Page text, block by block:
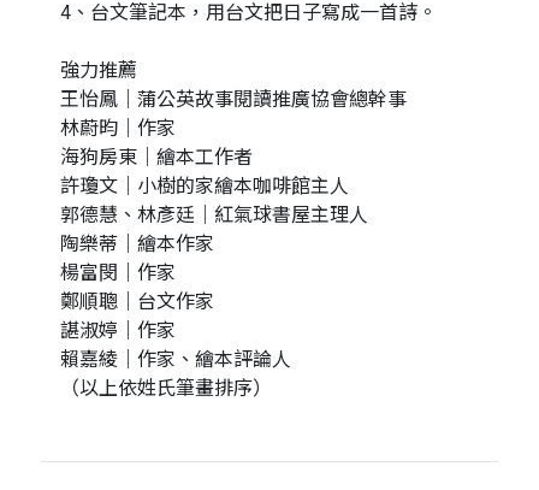
4、台文筆記本，用台文把日子寫成一首詩。
強力推薦
王怡鳳｜蒲公英故事閱讀推廣協會總幹事
林蔚昀｜作家
海狗房東｜繪本工作者
許瓊文｜小樹的家繪本咖啡館主人
郭德慧、林彥廷｜紅氣球書屋主理人
陶樂蒂｜繪本作家
楊富閔｜作家
鄭順聰｜台文作家
諶淑婷｜作家
賴嘉綾｜作家、繪本評論人
（以上依姓氏筆畫排序）